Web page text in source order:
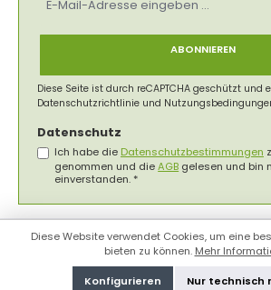
Mail-
ABONNIEREN
Diese Seite ist durch reCAPTCHA geschützt und
Datenschutzrichtlinie und
Datenschutz
Ich habe die Datenschutzbestimmungen
genommen und dieAGB gelesen und bin
einverstanden. *
Diese Website verwendet Cookies, um eine
bieten zu können. Mehr
Nur technisch
Konfigurieren